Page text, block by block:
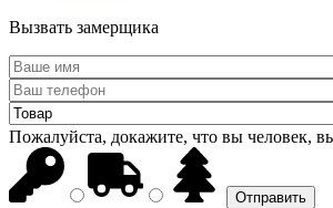
Вызвать замерщика
Пожалуйста, докажите, что вы человек,